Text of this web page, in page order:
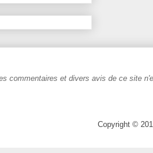
commentaires et divers avis de ce site
Copyright ©